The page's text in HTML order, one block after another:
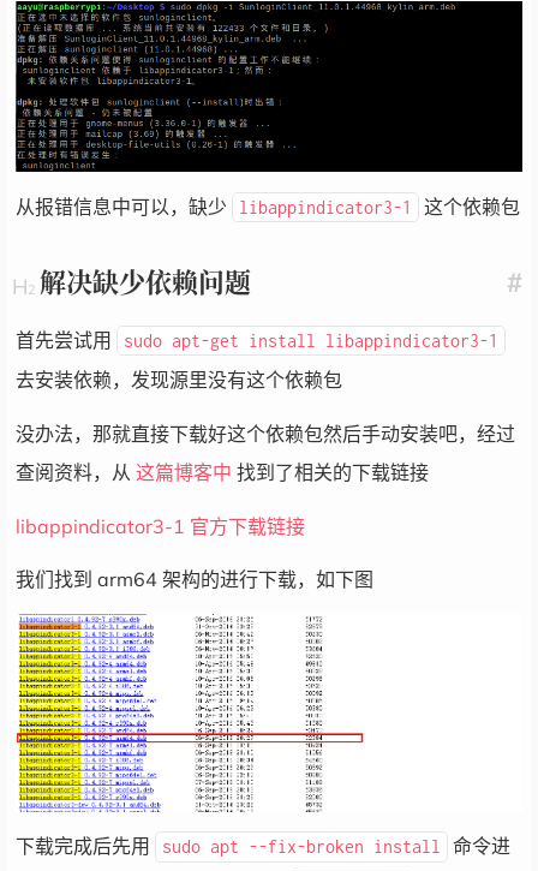
从报错信息中可以，缺少 libappindicator3-1 这个依赖包
#
解决缺少依赖问题
首先尝试用 sudo apt-get install libappindicator3-1
去安装依赖，发现源里没有这个依赖包
没办法，那就直接下载好这个依赖包然后手动安装吧，经过
查阅资料，从 这篇博客中 找到了相关的下载链接
libappindicator3-1 官方下载链接
我们找到 arm64 架构的进行下载，如下图
下载完成后先用 sudo apt --fix-broken install
命令进